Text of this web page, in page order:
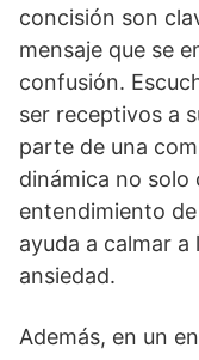
concisión son
mensaje que se
confusión.
ser receptivos a
parte de una
dinámica no solo
entendimiento
ayuda a calmar
ansiedad.
Además, en un